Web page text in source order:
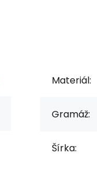
Materiál:
Gramáž:
Šírka: